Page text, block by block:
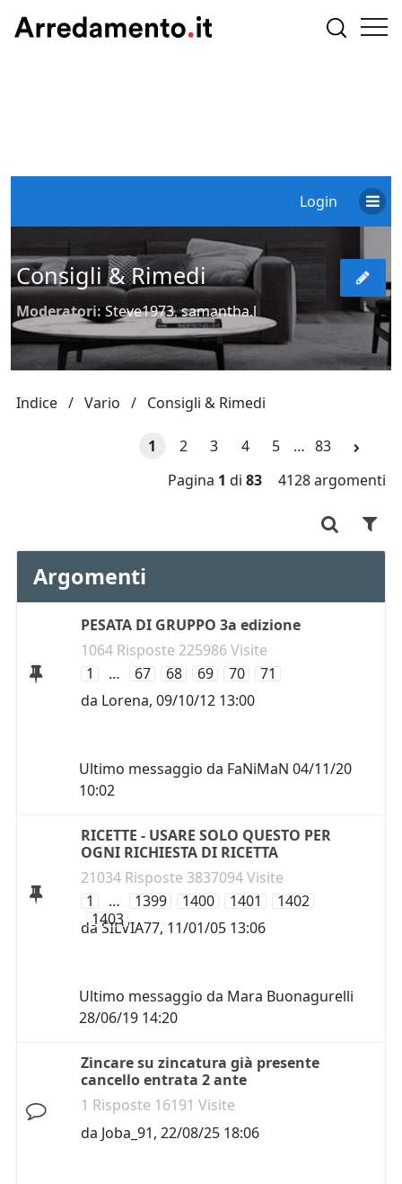
Login
Consigli & Rimedi
Moderatori: Steve1973,samantha.l
Indice Vario Consigli & Rimedi
1 2 3 4 5 … 83
Pagina 1 di 83 4128 argomenti
Argomenti
PESATA DI GRUPPO 3a edizione
1064 Risposte 225986 Visite
1
… 67 68 69 70
71
da Lorena, 09/10/12 13:00
Ultimo messaggio da FaNiMaN 04/11/20
10:02
RICETTE - USARE SOLO QUESTO PER
OGNI RICHIESTA DI RICETTA
21034 Risposte 3837094 Visite
1
… 1399 1400 1401
1402
1403
daSILVIA77, 11/01/05 13:06
Ultimo messaggio da Mara Buonagurelli
28/06/19 14:20
Zincare su zincatura già presente
cancello entrata 2 ante
1 Risposte 16191 Visite
da Joba_91, 22/08/25 18:06